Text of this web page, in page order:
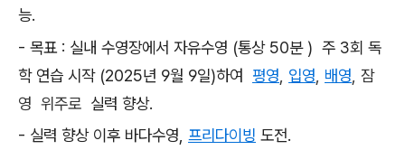
능.
- 목표 : 실내 수영장에서 자유수영 (통상 50분 ) 주 3회 독
학 연습 시작 (2025년 9월 9일)하여
평영 입영 배영 , 잠
영 위주로 실력 향상.
- 실력 향상 이후 바다수영, 프리다이빙 도전.